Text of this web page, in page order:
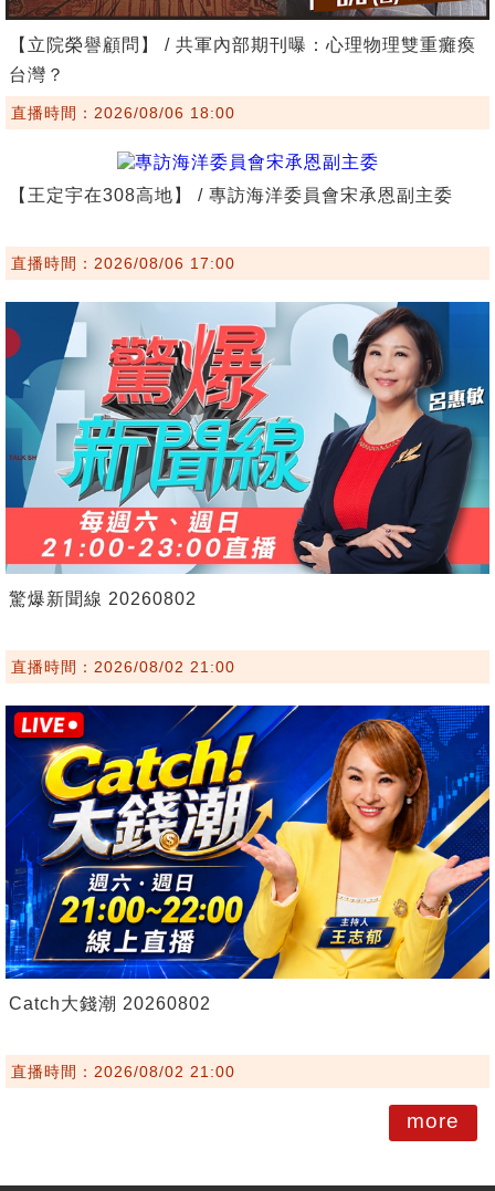
【立院榮譽顧問】 / 共軍內部期刊曝：心理物理雙重癱瘓
台灣？
直播時間：2026/08/06 18:00
【王定宇在308高地】 / 專訪海洋委員會宋承恩副主委
直播時間：2026/08/06 17:00
驚爆新聞線 20260802
直播時間：2026/08/02 21:00
Catch大錢潮 20260802
直播時間：2026/08/02 21:00
more